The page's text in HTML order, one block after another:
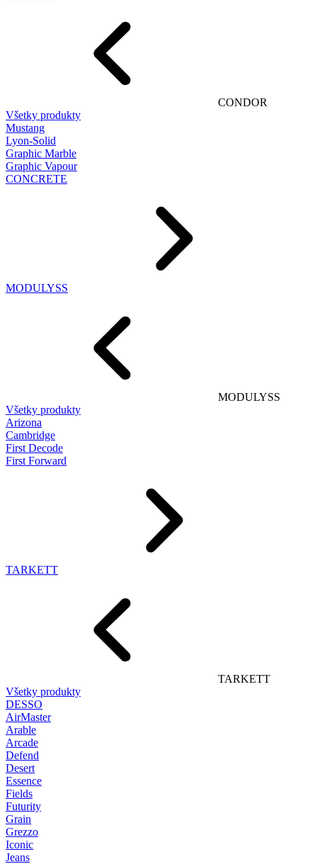
CONDOR
Všetky produkty
Mustang
Lyon-Solid
Graphic Marble
Graphic Vapour
CONCRETE
MODULYSS
MODULYSS
Všetky produkty
Arizona
Cambridge
First Decode
First Forward
TARKETT
TARKETT
Všetky produkty
DESSO
AirMaster
Arable
Arcade
Defend
Desert
Essence
Fields
Futurity
Grain
Grezzo
Iconic
Jeans